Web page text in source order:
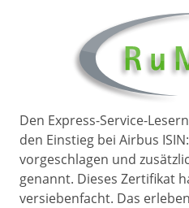
Den Express-Service-
den Einstieg bei Airbus
vorgeschlagen und
genannt. Dieses Zertifikat
versiebenfacht. Das